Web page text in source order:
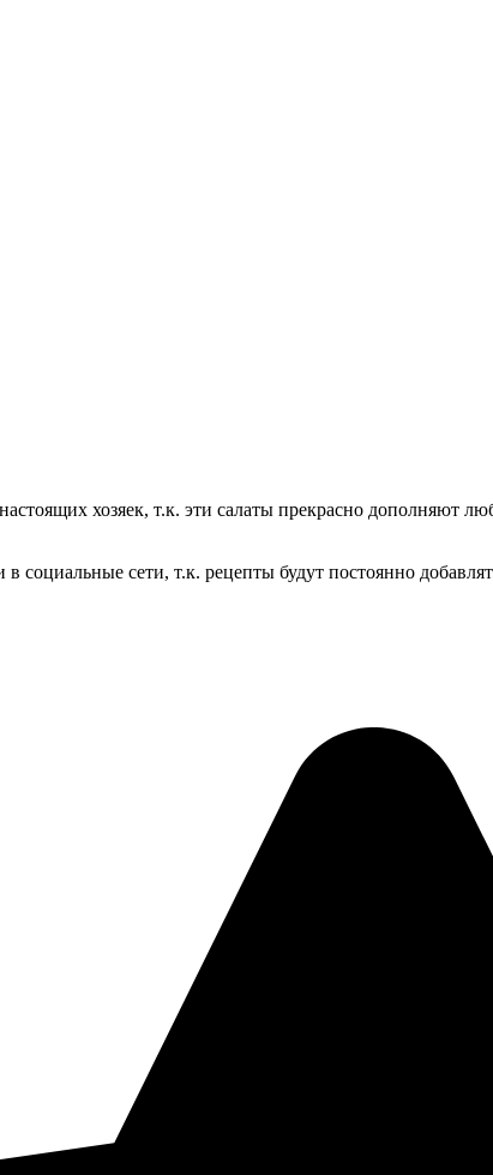
хозяек, т.к. эти салаты прекрасно дополняют
социальные сети, т.к. рецепты будут постоянно